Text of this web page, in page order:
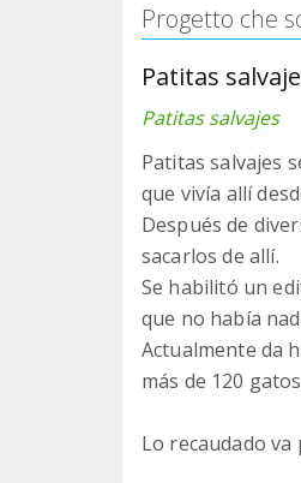
Progetto che
Patitas
Patitas salvajes
Patitas salvajes
que vivía allí
Después de
sacarlos de allí.
Se habilitó un
que no había
Actualmente da
más de 120
Lo recaudado